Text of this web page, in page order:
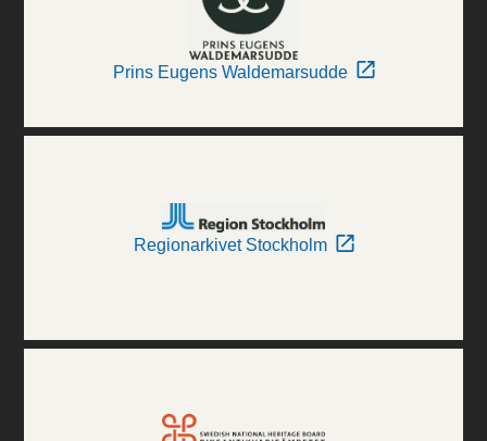
Prins Eugens Waldemarsudde
Regionarkivet Stockholm